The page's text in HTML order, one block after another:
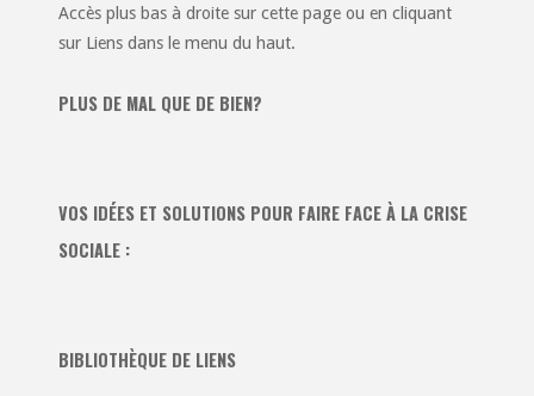
Accès plus bas à droite sur cette page ou en cliquant
sur Liens dans le menu du haut.
PLUS DE MAL QUE DE BIEN?
VOS IDÉES ET SOLUTIONS POUR FAIRE FACE À LA CRISE
SOCIALE :
BIBLIOTHÈQUE DE LIENS